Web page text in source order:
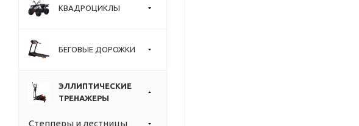
КВАДРОЦИКЛЫ
БЕГОВЫЕ ДОРОЖКИ
ЭЛЛИПТИЧЕСКИЕ
ТРЕНАЖЕРЫ
Степперы и лестницы